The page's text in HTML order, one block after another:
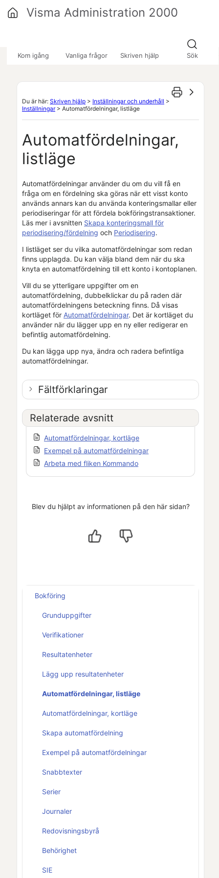
Kom igång Vanliga frågor Skriven hjälp Sök
Visma Administration 2000
Du är här: Skriven hjälp > Inställningar och underhåll >
Inställningar> Automatfördelningar, listläge
Automatfördelningar,
listläge
Automatfördelningar använder du om du vill få en
fråga om en fördelning ska göras när ett visst konto
används annars kan du använda konteringsmallar eller
periodiseringar för att fördela bokföringstransaktioner.
Läs mer i avsnitten Skapa konteringsmall för
periodisering/fördelning och Periodisering.
I listläget ser du vilka automatfördelningar som redan
finns upplagda. Du kan välja bland dem när du ska
knyta en automatfördelning till ett konto i kontoplanen.
Vill du se ytterligare uppgifter om en
automatfördelning, dubbelklickar du på raden där
automatfördelningens beteckning finns. Då visas
kortläget för Automatfördelningar. Det är kortläget du
använder när du lägger upp en ny eller redigerar en
befintlig automatfördelning.
Du kan lägga upp nya, ändra och radera befintliga
automatfördelningar.
Fältförklaringar
Relaterade avsnitt
Automatfördelningar, kortläge
Exempel på automatfördelningar
Arbeta med fliken Kommando
Blev du hjälpt av informationen på den här sidan?
Bokföring
Grunduppgifter
Verifikationer
Resultatenheter
Lägg upp resultatenheter
Automatfördelningar, listläge
Automatfördelningar, kortläge
Skapa automatfördelning
Exempel på automatfördelningar
Snabbtexter
Serier
Journaler
Redovisningsbyrå
Behörighet
SIE